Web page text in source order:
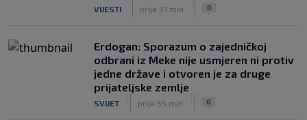
VIJESTI prije 31 min 0
Erdogan: Sporazum o zajedničkoj
odbrani iz Meke nije usmjeren ni protiv
jedne države i otvoren je za druge
prijateljske zemlje
SVIJET prije 55 min 0